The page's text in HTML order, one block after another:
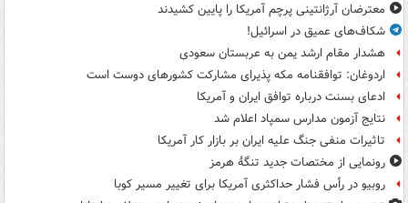
معترضان آرژانتینی پرچم آمریکا را پایین کشیدند
شکاف‌های عمیق در اسرائیل!
هشدار مقام ارشد یمن به عربستان سعودی
اردوغان: توافقنامه مکه پذیرای مشارکت کشورهای دوست است
ادعای بسنت درباره توافق ایران و آمریکا
نتایج آزمون مدارس سمپاد اعلام شد
تاثیرات منفی جنگ علیه ایران بر بازار کار آمریکا
رونمایی از مختصات جدید تنگۀ هرمز
روبیو در رأس فشار حداکثری آمریکا برای تغییر مسیر کوبا